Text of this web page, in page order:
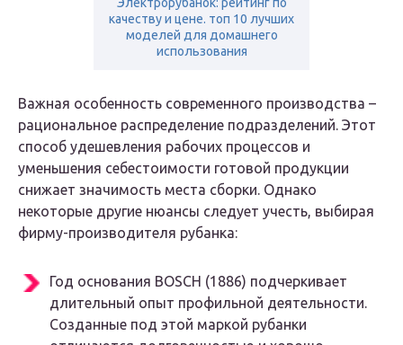
Электрорубанок: рейтинг по
качеству и цене. топ 10 лучших
моделей для домашнего
использования
Важная особенность современного производства –
рациональное распределение подразделений. Этот
способ удешевления рабочих процессов и
уменьшения себестоимости готовой продукции
снижает значимость места сборки. Однако
некоторые другие нюансы следует учесть, выбирая
фирму-производителя рубанка:
Год основания BOSCH (1886) подчеркивает
длительный опыт профильной деятельности.
Созданные под этой маркой рубанки